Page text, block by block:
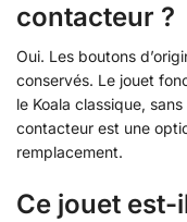
contacteur ?
Oui. Les boutons
conservés. Le jouet
le Koala classique,
contacteur est une
remplacement.
Ce jouet est-